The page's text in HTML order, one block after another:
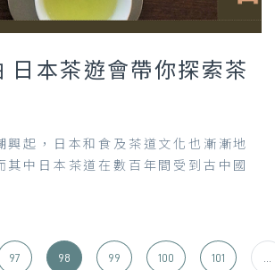
日本茶遊會帶你探索茶
興起，日本和食及茶道文化也漸漸地
其中日本茶道在數百年間受到古中國
97 98 99 100 101